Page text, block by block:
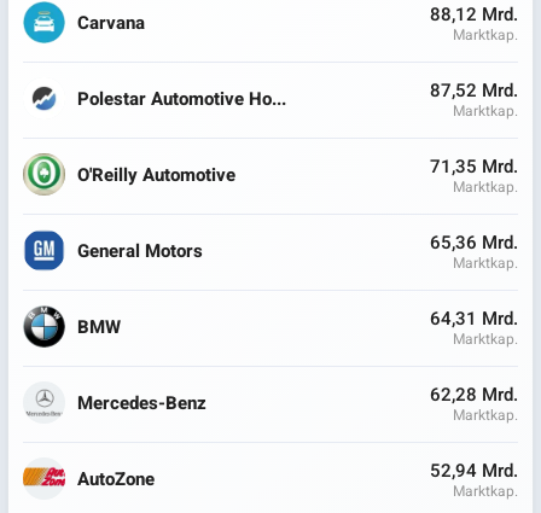
Carvana 88,12 Mrd.
Marktkap.
Polestar Automotive Ho... 87,52 Mrd.
Marktkap.
O'Reilly Automotive 71,35 Mrd.
Marktkap.
General Motors 65,36 Mrd.
Marktkap.
BMW 64,31 Mrd.
Marktkap.
Mercedes-Benz 62,28 Mrd.
Marktkap.
AutoZone 52,94 Mrd.
Marktkap.